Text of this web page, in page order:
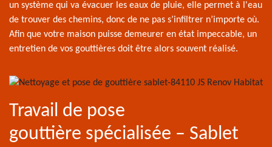
un système qui va évacuer les eaux de pluie, elle permet à l'eau
de trouver des chemins, donc de ne pas s’infiltrer n’importe où.
Afin que votre maison puisse demeurer en état impeccable, un
entretien de vos gouttières doit être alors souvent réalisé.
Travail de pose
gouttière spécialisée – Sablet